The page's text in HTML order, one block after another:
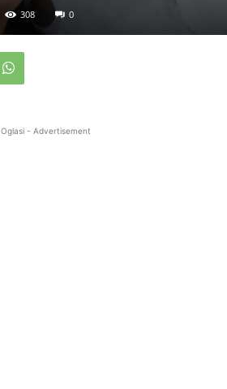
308 0
Oglasi - Advertisement